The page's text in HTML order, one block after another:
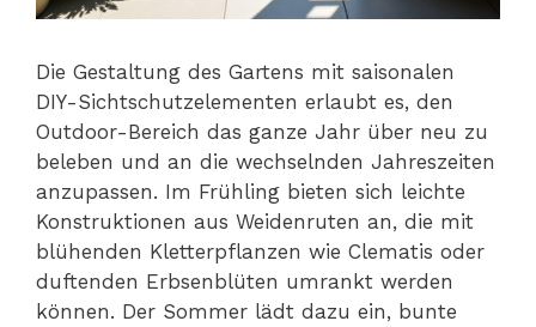
Die Gestaltung des Gartens mit saisonalen
DIY-Sichtschutzelementen erlaubt es, den
Outdoor-Bereich das ganze Jahr über neu zu
beleben und an die wechselnden Jahreszeiten
anzupassen. Im Frühling bieten sich leichte
Konstruktionen aus Weidenruten an, die mit
blühenden Kletterpflanzen wie Clematis oder
duftenden Erbsenblüten umrankt werden
können. Der Sommer lädt dazu ein, bunte